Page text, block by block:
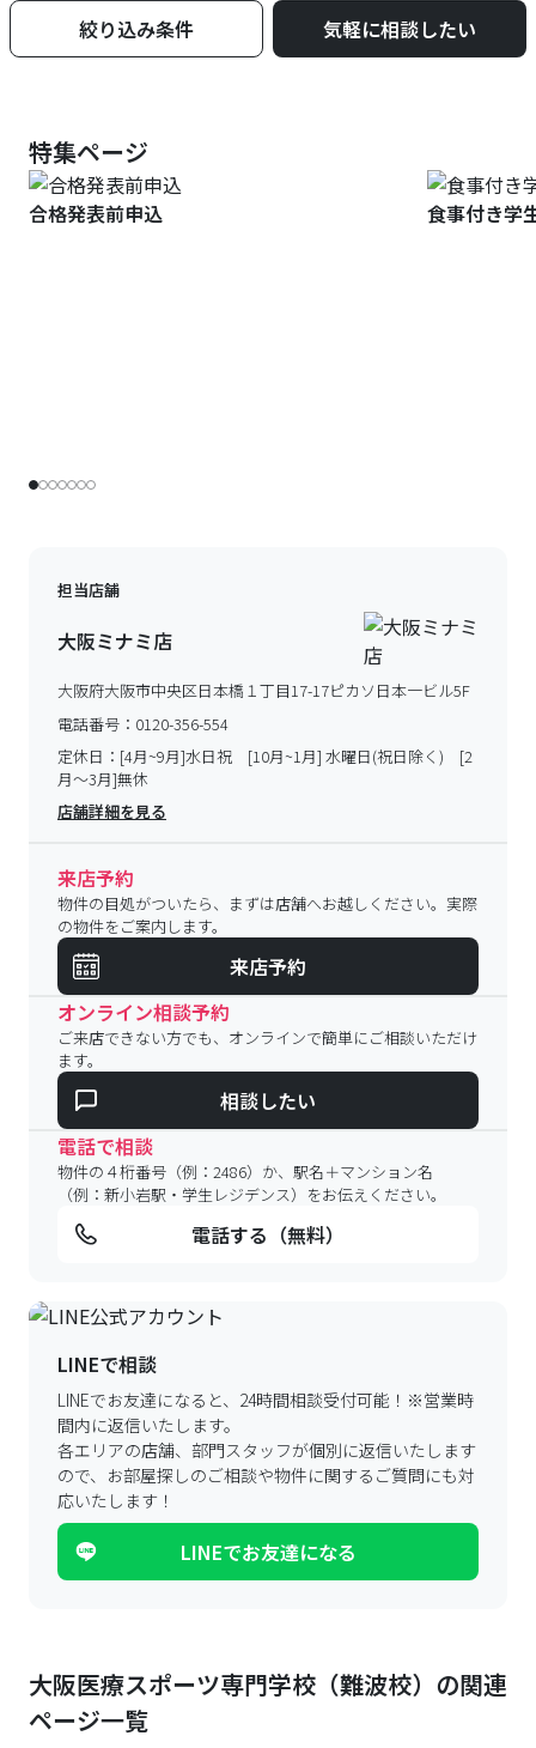
絞り込み条件 気軽に相談したい
特集ページ
合格発表前申込 食事付き学
担当店舗
大阪ミナミ店
大阪府大阪市中央区日本橋１丁目17-17ピカソ日本一ビル5F
電話番号： 0120-356-554
定休日： [4月~9月]水日祝 [10月~1月] 水曜日(祝日除く) [2
月～3月]無休
店舗詳細を見る
来店予約
物件の目処がついたら、まずは店舗へお越しください。実際
の物件をご案内します。
来店予約
オンライン相談予約
ご来店できない方でも、オンラインで簡単にご相談いただけ
ます。
相談したい
電話で相談
物件の４桁番号（例：2486）か、駅名＋マンション名
（例：新小岩駅・学生レジデンス）をお伝えください。
電話する（無料）
LINEで相談
LINEでお友達になると、24時間相談受付可能！ ※営業時
間内に返信いたします。
各エリアの店舗、部門スタッフが個別に返信いたします
ので、 お部屋探しのご相談や物件に関するご質問にも対
応いたします！
LINEでお友達になる
大阪医療スポーツ専門学校（難波校）の関連
ページ一覧